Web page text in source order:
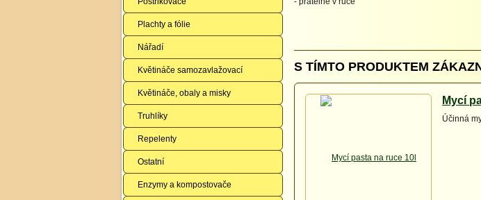
Plachty a fólie
Nářadí
Květináče samozavlažovací
Květináče, obaly a misky
Truhlíky
Repelenty
Ostatní
Enzymy a kompostovače
S TÍMTO PRODUKTEM
Mycí
Účinná